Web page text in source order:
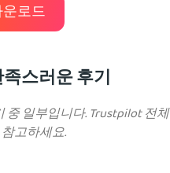
운로드
스러운 후기
중 일부입니다. Trustpilot 전체
고하세요.